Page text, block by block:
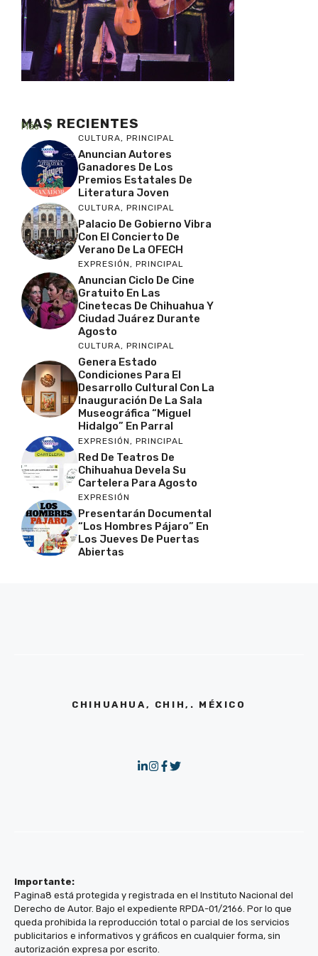
MAS RECIENTES
Más
CULTURA, PRINCIPAL
Anuncian Autores
Ganadores De Los
Premios Estatales De
Literatura Joven
CULTURA, PRINCIPAL
Palacio De Gobierno Vibra
Con El Concierto De
Verano De La OFECH
EXPRESIÓN, PRINCIPAL
Anuncian Ciclo De Cine
Gratuito En Las
Cinetecas De Chihuahua Y
Ciudad Juárez Durante
Agosto
CULTURA, PRINCIPAL
Genera Estado
Condiciones Para El
Desarrollo Cultural Con La
Inauguración De La Sala
Museográfica “Miguel
Hidalgo” En Parral
EXPRESIÓN , PRINCIPAL
Red De Teatros De
Chihuahua Devela Su
Cartelera Para Agosto
EXPRESIÓN
Presentarán Documental
“Los Hombres Pájaro” En
Los Jueves De Puertas
Abiertas
CHIHUAHUA, CHIH,. MÉXICO
Importante:
Pagina8 está protegida y registrada en el Instituto Nacional del
Derecho de Autor. Bajo el expediente RPDA-01/2166. Por lo que
queda prohibida la reproducción total o parcial de los servicios
publicitarios e informativos y gráficos en cualquier forma, sin
autorización expresa por escrito.